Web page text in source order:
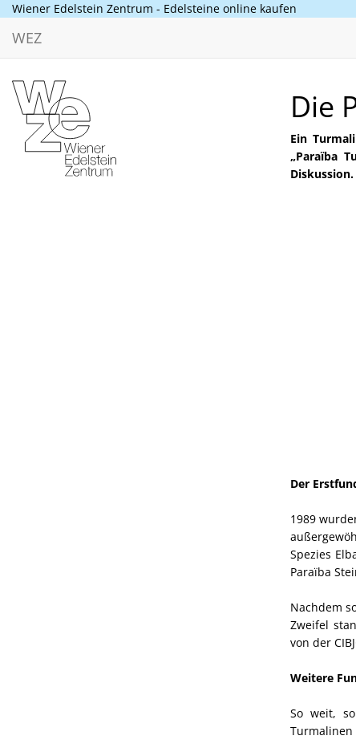
Wiener Edelstein Zentrum - Edelsteine online kaufen
WEZ
Die
Ein
„Paraïba
Diskussion.
Der
1989
Spezies
Paraïba
Nachdem
Zweifel
von der
Weitere
So weit,
Turmalinen